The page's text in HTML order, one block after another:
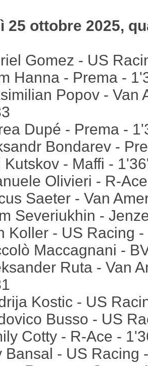
25 ottobre 2025,
Gomez - US
Hanna - Prema -
Popov - Van
Dupé - Prema -
Bondarev -
Kutskov - Maffi -
Olivieri - R-
Saeter - Van
Severiukhin -
Koller - US Racing
Maccagnani -
Ruta - Van
Kostic - US
Busso - US
Cotty - R-Ace -
Bansal - US Racing